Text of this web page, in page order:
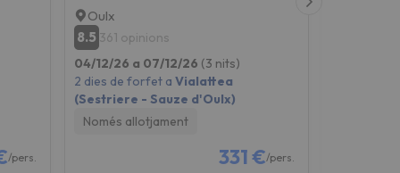
/pers.
Oulx
8.5 361 opinions
04/12/26 a 07/12/26 (3 nits)
2 dies de forfet aVialattea
(Sestriere - Sauze d'Oulx)
Només allotjament
331 €/pers.